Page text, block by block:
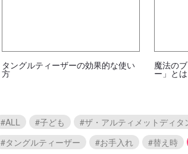
タングルティーザーの効果的な使い
方
魔法の
ー」と
#ALL #子ども #ザ・アルティメットディ
#タングルティーザー
#お手入れ #替え時